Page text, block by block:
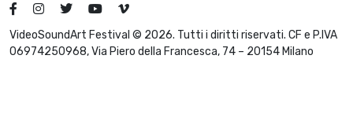
VideoSoundArt Festival © 2026. Tutti i diritti riservati. CF e P.IVA
06974250968, Via Piero della Francesca, 74 – 20154 Milano